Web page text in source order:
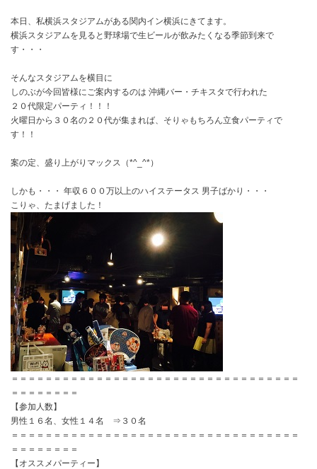
本日、私横浜スタジアムがある関内イン横浜にきてます。
横浜スタジアムを見ると野球場で生ビールが飲みたくなる季節到来で
す・・・
そんなスタジアムを横目に
しのぶが今回皆様にご案内するのは 沖縄バー・チキスタで行われた
２０代限定パーティ！！！
火曜日から３０名の２０代が集まれば、そりゃもちろん立食パーティで
す！！
案の定、盛り上がりマックス（*^_^*）
しかも・・・ 年収６００万以上のハイステータス 男子ばかり・・・
こりゃ、たまげました！
＝＝＝＝＝＝＝＝＝＝＝＝＝＝＝＝＝＝＝＝＝＝＝＝＝＝＝＝＝＝＝＝＝＝
＝＝＝＝＝＝＝＝
【参加人数】
男性１６名、女性１４名 ⇒３０名
＝＝＝＝＝＝＝＝＝＝＝＝＝＝＝＝＝＝＝＝＝＝＝＝＝＝＝＝＝＝＝＝＝＝
＝＝＝＝＝＝＝＝
【オススメパーティー】